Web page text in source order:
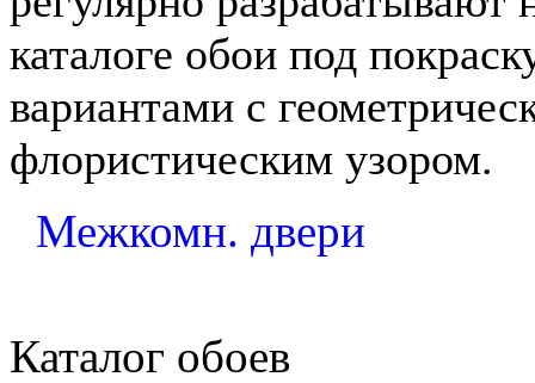
каталоге обои под
вариантами с
флористическим узором.
Межкомн. двери
Каталог обоев